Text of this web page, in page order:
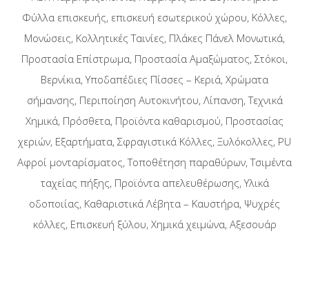
Φύλλα επισκευής, επισκευή εσωτερικού χώρου, Κόλλες,
Μονώσεις, Κολλητικές Ταινίες, Πλάκες Πάνελ Μονωτικά,
Προστασία Επίστρωμα, Προστασία Αμαξώματος, Στόκοι,
Βερνίκια, Υποδαπέδιες Πίσσες – Κεριά, Χρώματα
σήμανσης, Περιποίηση Αυτοκινήτου, Λίπανση, Τεχνικά
Χημικά, Πρόσθετα, Προϊόντα καθαρισμού, Προστασίας
χεριών, Εξαρτήματα, Σφραγιστικά Κόλλες, Ξυλόκολλες, PU
Αφροί μονταρίσματος, Τοποθέτηση παραθύρων, Τσιμέντα
ταχείας πήξης, Προϊόντα απελευθέρωσης, Υλικά
οδοποιίας, Καθαριστικά Λέβητα – Καυστήρα, Ψυχρές
κόλλες, Επισκευή ξύλου, Χημικά χειμώνα, Αξεσουάρ